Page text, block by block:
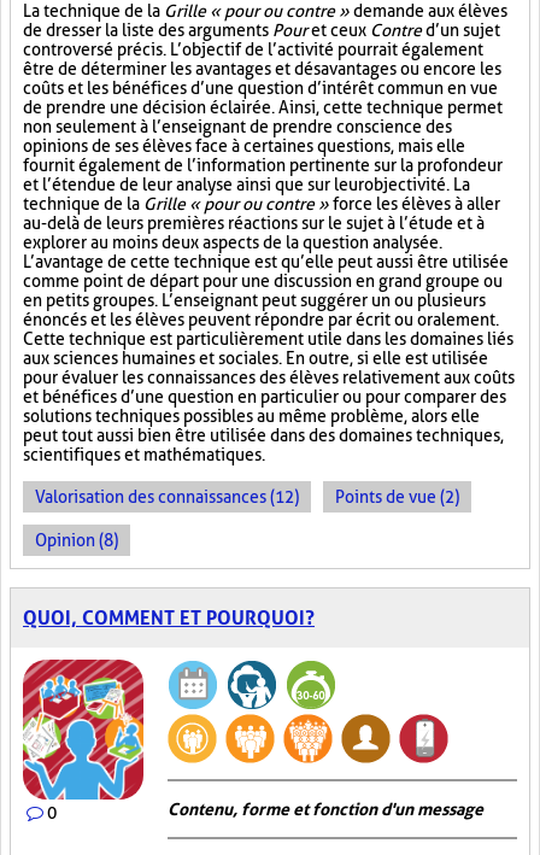
La technique de la Grille « pour ou contre »demande aux élèves
de dresser la liste des arguments Pouret ceux Contred’un sujet
controversé précis. L’objectif de l’activité pourrait également
être de déterminer les avantages et désavantages ou encore les
coûts et les bénéfices d’une question d’intérêt commun en vue
de prendre une décision éclairée. Ainsi, cette technique permet
non seulement à l’enseignant de prendre conscience des
opinions de ses élèves face à certaines questions, mais elle
fournit également de l’information pertinente sur la profondeur
et l’étendue de leur analyse ainsi que sur leur objectivité. La
technique de la Grille « pour ou contre »force les élèves à aller
au-delà de leurs premières réactions sur le sujet à l’étude et à
explorer au moins deux aspects de la question analysée.
L’avantage de cette technique est qu’elle peut aussi être utilisée
comme point de départ pour une discussion en grand groupe ou
en petits groupes. L’enseignant peut suggérer un ou plusieurs
énoncés et les élèves peuvent répondre par écrit ou oralement.
Cette technique est particulièrement utile dans les domaines liés
aux sciences humaines et sociales. En outre, si elle est utilisée
pour évaluer les connaissances des élèves relativement aux coûts
et bénéfices d’une question en particulier ou pour comparer des
solutions techniques possibles au même problème, alors elle
peut tout aussi bien être utilisée dans des domaines techniques,
scientifiques et mathématiques.
Valorisation des connaissances (12) Points de vue (2)
Opinion (8)
QUOI, COMMENT ET POURQUOI?
0 Contenu, forme et fonction d'un message